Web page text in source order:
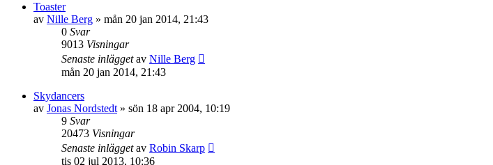
Toaster
av Nille Berg » mån 20 jan 2014, 21:43
0 Svar
9013 Visningar
Senaste inläggetav Nille Berg
mån 20 jan 2014, 21:43
Skydancers
av Jonas Nordstedt » sön 18 apr 2004, 10:19
9 Svar
20473 Visningar
Senaste inläggetav Robin Skarp
tis 02 jul 2013, 10:36